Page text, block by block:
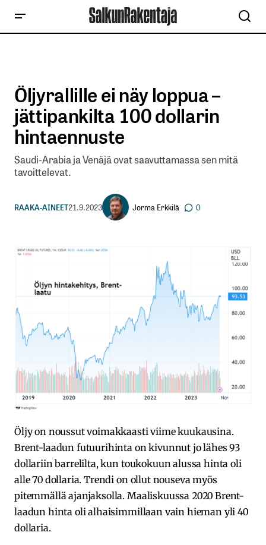
Öljyrallille ei näy loppua –
jättipankilta 100 dollarin
hintaennuste
Saudi-Arabia ja Venäjä ovat saavuttamassa sen mitä
tavoittelevat.
RAAKA-AINEET21.9.2023 Jorma Erkkilä 0
Öljy on noussut voimakkaasti viime kuukausina.
Brent-laadun futuurihinta on kivunnut jo lähes 93
dollariin barrelilta, kun toukokuun alussa hinta oli
alle 70 dollaria. Trendi on ollut nouseva myös
pitemmällä ajanjaksolla. Maaliskuussa 2020 Brent-
laadun hinta oli alhaisimmillaan vain hieman yli 40
dollaria.